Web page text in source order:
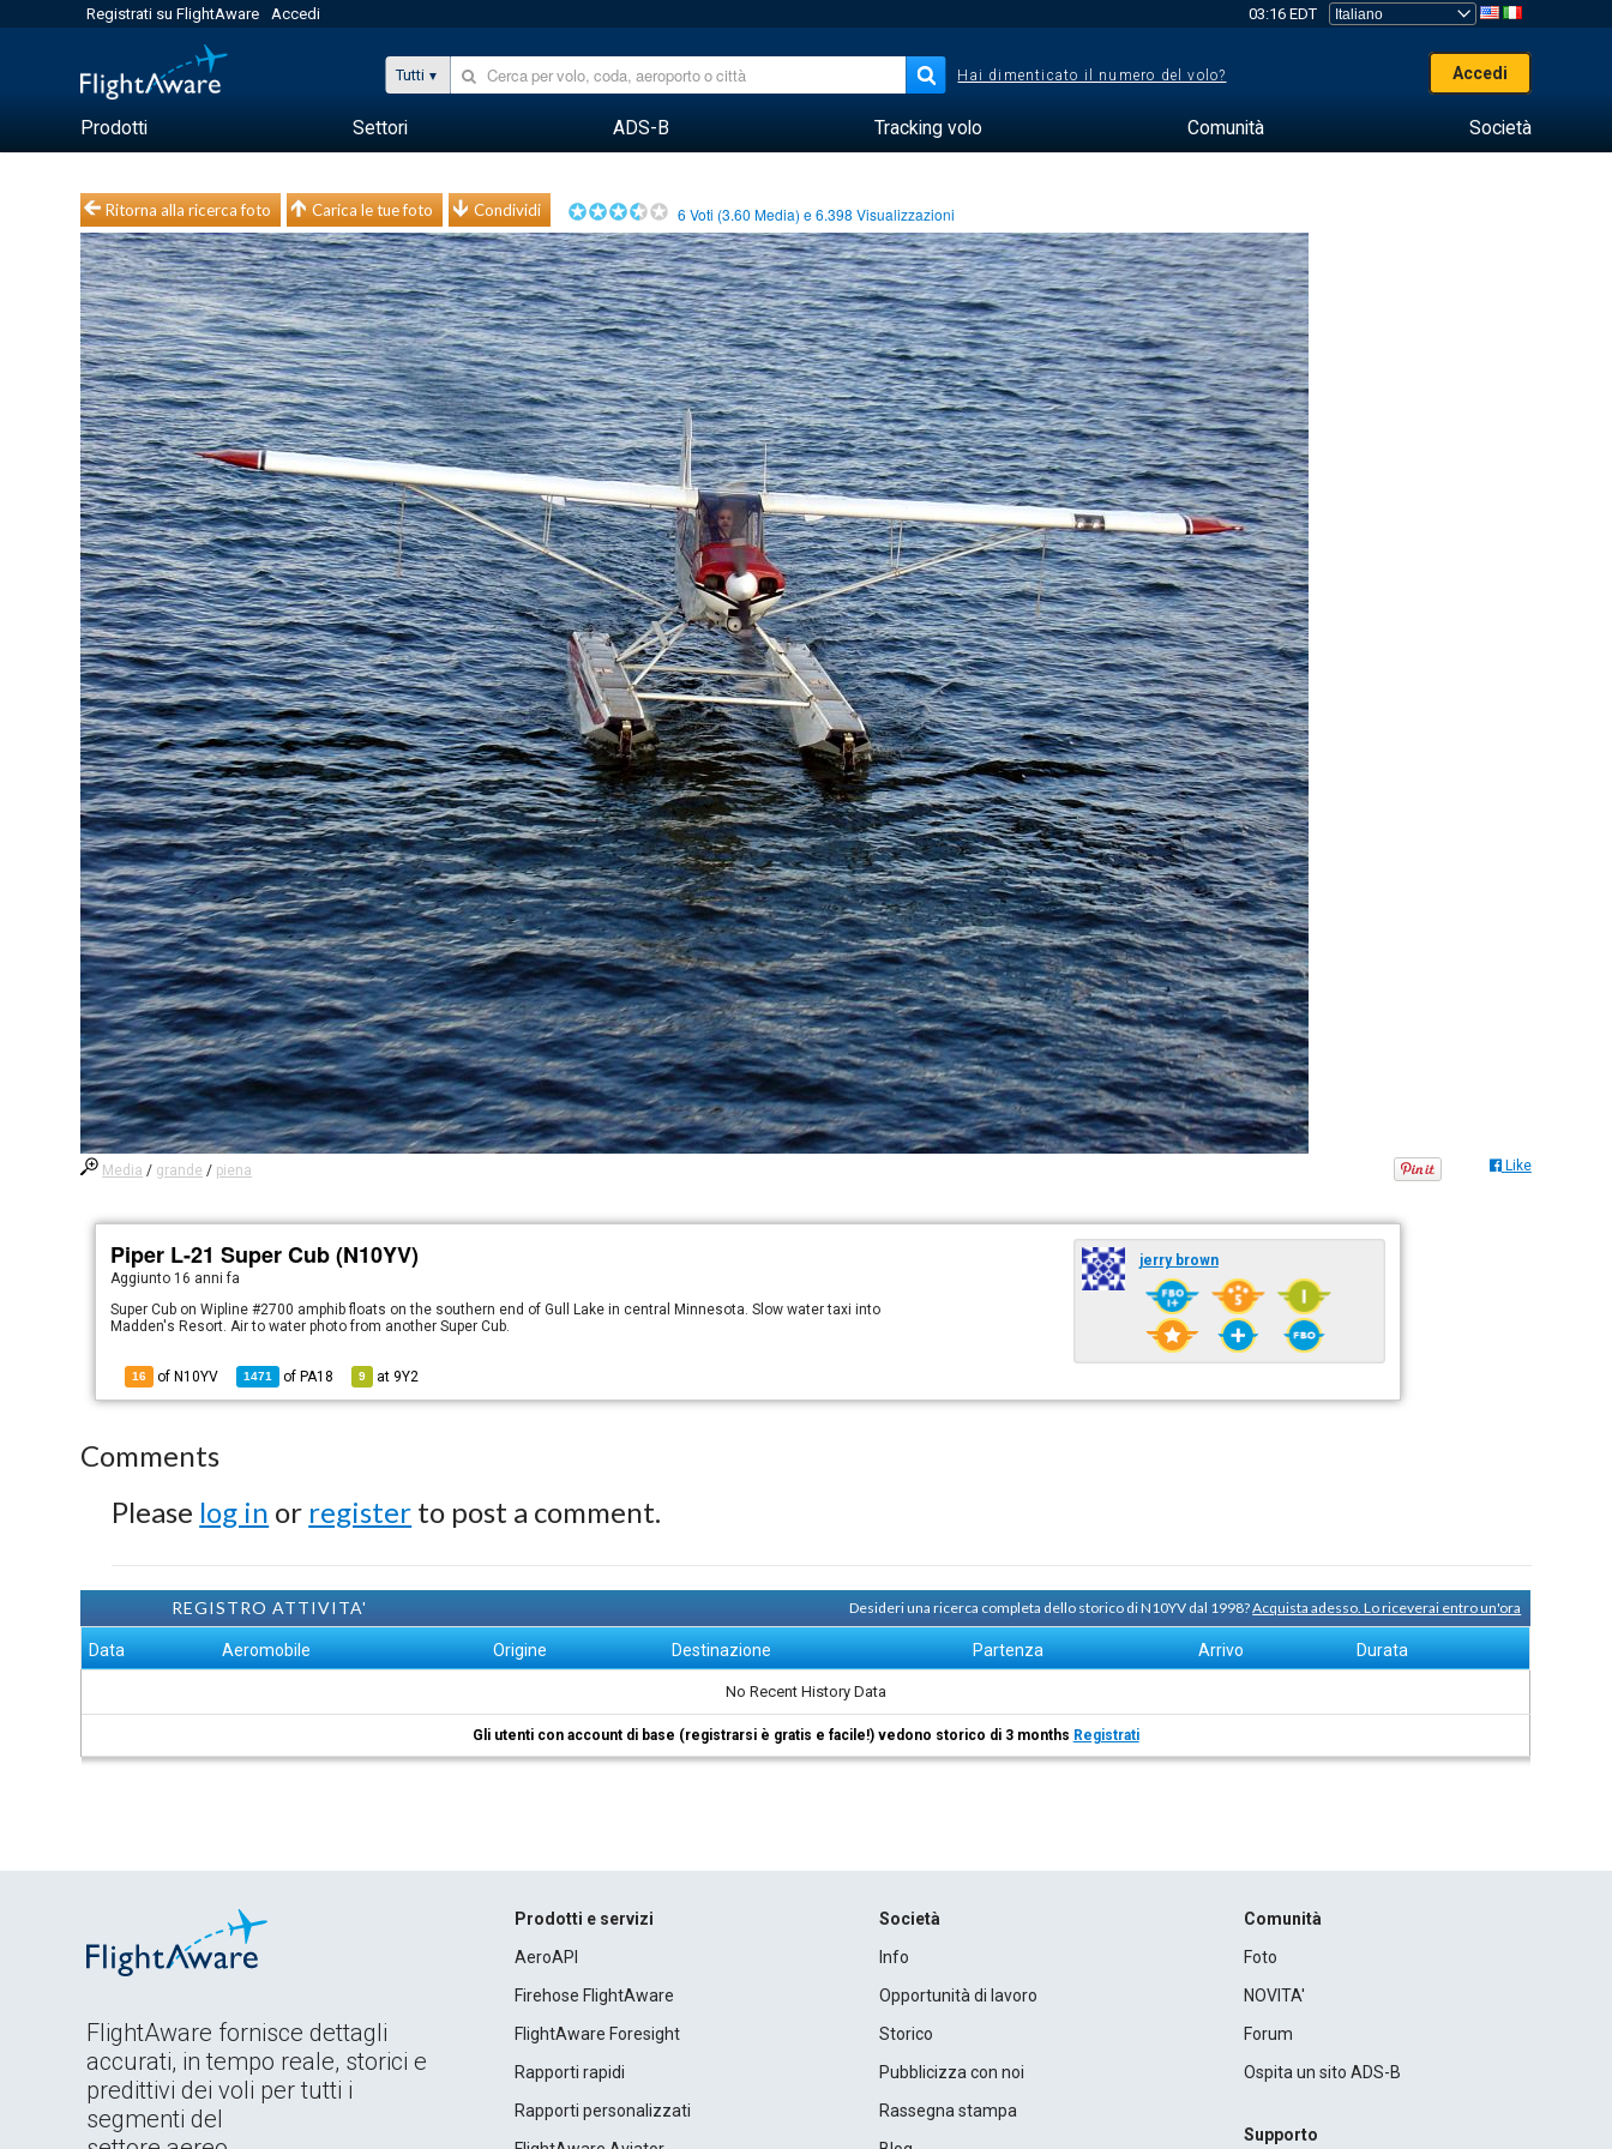
Registrati su FlightAware Accedi 03:16 EDT
Tutti Hai dimenticato il numero del volo? Accedi
Prodotti Settori ADS-B Tracking volo Comunità Società
Ritorna alla ricerca foto Carica le tue foto Condividi 6 Voti (3.60 Media) e6.398 Visualizzazioni
Media / grande / piena Like
Piper L-21 Super Cub (N10YV)
Aggiunto 16 anni fa
Super Cub on Wipline #2700 amphib floats on the southern end of Gull Lake in central Minnesota. Slow water taxi into
Madden's Resort. Air to water photo from another Super Cub.
16 of N10YV 1471 of PA18 9 at 9Y2
jerry brown
Comments
Please log in or register to post a comment.
REGISTRO ATTIVITA' Desideri una ricerca completa dello storico di N10YV dal 1998?Acquista adesso. Lo riceverai entro un'ora
Data Aeromobile Origine Destinazione Partenza Arrivo Durata
No Recent History Data
Gli utenti con account di base (registrarsi è gratis e facile!) vedono storico di 3 months Registrati
FlightAware fornisce dettagli
accurati, in tempo reale, storici e
predittivi dei voli per tutti i
segmenti del
Prodotti e servizi
AeroAPI
Firehose FlightAware
FlightAware Foresight
Rapporti rapidi
Rapporti personalizzati
Società
Info
Opportunità di lavoro
Storico
Pubblicizza con noi
Rassegna stampa
Comunità
Foto
NOVITA'
Forum
Ospita un sito ADS-B
Supporto